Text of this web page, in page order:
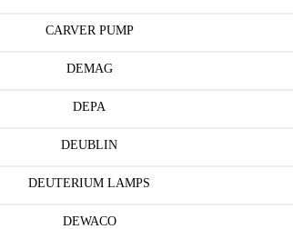
CARVER PUMP
DEMAG
DEPA
DEUBLIN
DEUTERIUM LAMPS
DEWACO